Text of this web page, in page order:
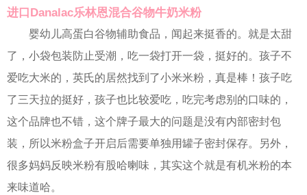
进口Danalac乐林恩混合谷物牛奶米粉
婴幼儿高蛋白谷物辅助食品，闻起来挺香的。就是太甜
了，小袋包装防止受潮，吃一袋打开一袋，挺好的。孩子不
爱吃大米的，英氏的居然找到了小米米粉，真是棒！孩子吃
了三天拉的挺好，孩子也比较爱吃，吃完考虑别的口味的，
这个品牌也不错，这个牌子最大的问题是没有内部密封包
装，所以米粉盒子开启后需要单独用罐子密封保存。另外，
很多妈妈反映米粉有股哈喇味，其实这个就是有机米粉的本
来味道哈。